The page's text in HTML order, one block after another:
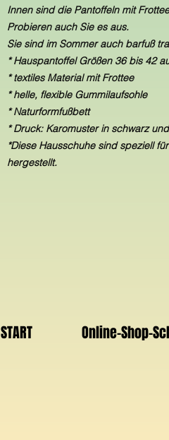
Innen sind die Pantoffeln mit
Probieren auch Sie es aus.
Sie sind im Sommer auch barfuß
* Hauspantoffel Größen 36 bis 42
* textiles Material mit Frottee
* helle, flexible Gummilaufsohle
* Naturformfußbett
* Druck: Karomuster in schwarz
*Diese Hausschuhe sind speziell
hergestellt.
START Online-Shop-